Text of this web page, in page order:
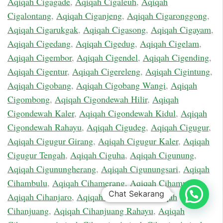
Cigalontang, Aqiqah Ciganjeng, Aqiqah Cigaronggong,
Aqiqah Cigarukgak, Aqiqah Cigasong, Aqiqah Cigayam,
Aqiqah Cigedang, Aqiqah Cigedug, Aqiqah Cigelam,
Aqiqah Cigembor, Aqiqah Cigendel, Aqiqah Cigending,
Aqiqah Cigentur, Aqiqah Cigereleng, Aqiqah Cigintung,
Aqiqah Cigobang, Aqiqah Cigobang Wangi, Aqiqah
Cigombong, Aqiqah Cigondewah Hilir, Aqiqah
Cigondewah Kaler, Aqiqah Cigondewah Kidul, Aqiqah
Cigondewah Rahayu, Aqiqah Cigudeg, Aqiqah Cigugur,
Aqiqah Cigugur Girang, Aqiqah Cigugur Kaler, Aqiqah
Cigugur Tengah, Aqiqah Ciguha, Aqiqah Cigunung,
Aqiqah Cigunungherang, Aqiqah Cigunungsari, Aqiqah
Cihambulu, Aqiqah Cihamerang,Aqiqah Cihampelas,
Aqiqah Cihanjaro, Aqiqah Cihanjawar,Aqiqah
Cihanjuang, Aqiqah Cihanjuang Rahayu, Aqiqah
Chat Sekarang